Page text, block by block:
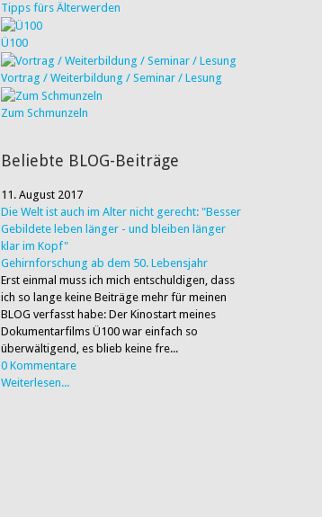
Tipps fürs Älterwerden
Ü100
Vortrag / Weiterbildung / Seminar / Lesung
Zum Schmunzeln
Beliebte BLOG-Beiträge
11. August 2017
Die Welt ist auch im Alter nicht gerecht: "Besser
Gebildete leben länger - und bleiben länger
klar im Kopf"
Gehirnforschung ab dem 50. Lebensjahr
Erst einmal muss ich mich entschuldigen, dass
ich so lange keine Beiträge mehr für meinen
BLOG verfasst habe: Der Kinostart meines
Dokumentarfilms Ü100 war einfach so
überwältigend, es blieb keine fre...
0 Kommentare
Weiterlesen...